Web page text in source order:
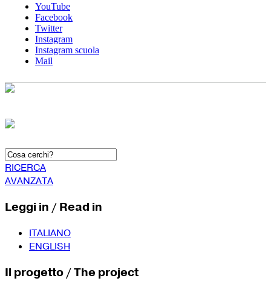
YouTube
Facebook
Twitter
Instagram
Instagram scuola
Mail
RICERCA
AVANZATA
Leggi in / Read in
ITALIANO
ENGLISH
Il progetto / The project